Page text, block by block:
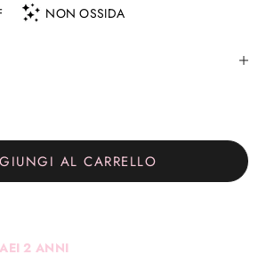
NON OSSIDA
quantità
AL CARRELLO
2 ANNI